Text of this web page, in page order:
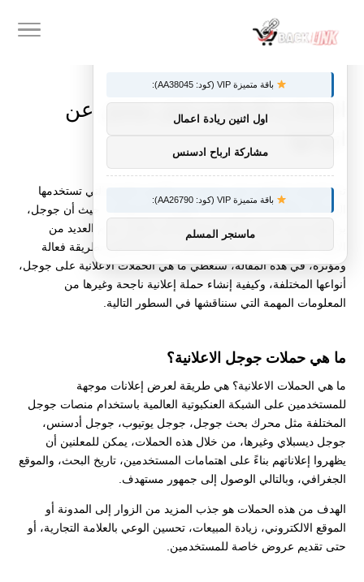
الحملات الاعلانية دليل شامل عن
انواعها
تعد الحملات الاعلانية على جوجل أحد الأدوات القوية التي تستخدمها
الشركات والأفراد للوصول إلى جمهورهم المستهدف، حيث أن جوجل،
بوصفها محرك البحث الأكثر استخدامًا في العالم، تقدم العديد من
الأدوات والخدمات التي تتيح للمعلنين عرض إعلاناتهم بطريقة فعالة
ومؤثرة، في هذه المقالة، سنغطي ما هي الحملات الاعلانية على جوجل،
أنواعها المختلفة، وكيفية إنشاء حملة إعلانية ناجحة وغيرها من
المعلومات المهمة التي سنناقشها في السطور التالية.
ما هي حملات جوجل الاعلانية؟
ما هي الحملات الاعلانية؟ هي طريقة لعرض إعلانات موجهة
للمستخدمين على الشبكة العنكبوتية العالمية باستخدام منصات جوجل
المختلفة مثل محرك بحث جوجل، جوجل يوتيوب، جوجل أدسنس،
جوجل ديسبلاي وغيرها، من خلال هذه الحملات، يمكن للمعلنين أن
يظهروا إعلاناتهم بناءً على اهتمامات المستخدمين، تاريخ البحث، والموقع
الجغرافي، وبالتالي الوصول إلى جمهور مستهدف.
الهدف من هذه الحملات هو جذب المزيد من الزوار إلى المدونة أو
الموقع الالكتروني، زيادة المبيعات، تحسين الوعي بالعلامة التجارية، أو
حتى تقديم عروض خاصة للمستخدمين.
توصيات :
باقة متميزة VIP (كود: AA38045):
اول اثنين ريادة اعمال
مشاركة ارباح ادسنس
باقة متميزة VIP (كود: AA26790):
ماسنجر المسلم